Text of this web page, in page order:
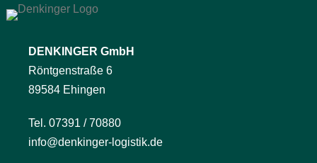
DENKINGER GmbH
Röntgenstraße 6
89584 Ehingen
Tel. 07391 / 70880
info@denkinger-logistik.de